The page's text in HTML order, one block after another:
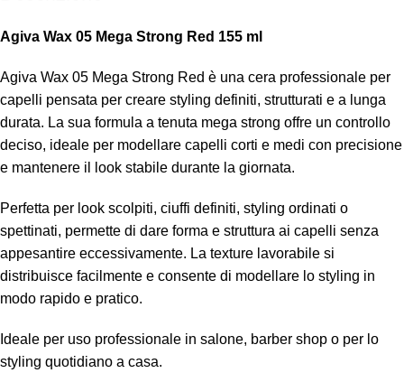
Agiva Wax 05 Mega Strong Red 155 ml
Agiva Wax 05 Mega Strong Red è una cera professionale per
capelli pensata per creare styling definiti, strutturati e a lunga
durata. La sua formula a tenuta mega strong offre un controllo
deciso, ideale per modellare capelli corti e medi con precisione
e mantenere il look stabile durante la giornata.
Perfetta per look scolpiti, ciuffi definiti, styling ordinati o
spettinati, permette di dare forma e struttura ai capelli senza
appesantire eccessivamente. La texture lavorabile si
distribuisce facilmente e consente di modellare lo styling in
modo rapido e pratico.
Ideale per uso professionale in salone, barber shop o per lo
styling quotidiano a casa.